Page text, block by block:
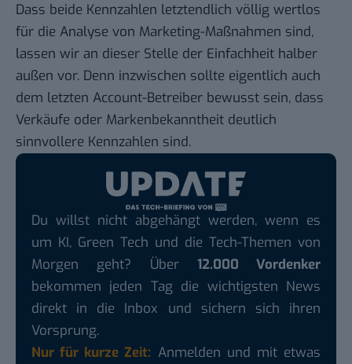
Dass beide Kennzahlen letztendlich völlig wertlos
für die Analyse von Marketing-Maßnahmen sind,
lassen wir an dieser Stelle der Einfachheit halber
außen vor. Denn inzwischen sollte eigentlich auch
dem letzten Account-Betreiber bewusst sein, dass
Verkäufe oder Markenbekanntheit deutlich
sinnvollere Kennzahlen sind.
Du willst nicht abgehängt werden, wenn es
um KI, Green Tech und die Tech-Themen von
Morgen geht? Über 12.000 Vordenker
bekommen jeden Tag die wichtigsten News
direkt in die Inbox und sichern sich ihren
Vorsprung.
Nur für kurze Zeit: Anmelden und mit etwas